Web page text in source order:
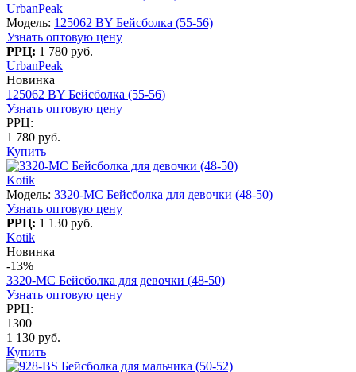
UrbanPeak
Модель: 125062 BY Бейсболка (55-56)
Узнать оптовую цену
РРЦ: 1 780 руб.
UrbanPeak
Новинка
125062 BY Бейсболка (55-56)
Узнать оптовую цену
РРЦ:
1 780 руб.
Купить
Kotik
Модель: 3320-MC Бейсболка для девочки (48-50)
Узнать оптовую цену
РРЦ: 1 130 руб.
Kotik
Новинка
-13%
3320-MC Бейсболка для девочки (48-50)
Узнать оптовую цену
РРЦ:
1300
1 130 руб.
Купить